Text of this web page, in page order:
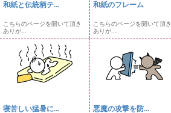
和紙と伝統柄テ...
こちらのページを開いて頂き
ありが...
和紙のフレーム
こちらのページを開いて頂き
ありが...
寝苦しい猛暑に... 悪魔の攻撃を防...